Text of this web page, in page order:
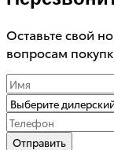
Оставьте свой
вопросам
Отправить